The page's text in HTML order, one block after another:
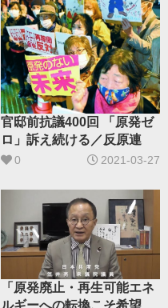
官邸前抗議400回 「原発ゼ
ロ」訴え続ける／反原連
0 2021-03-27
「原発廃止・再生可能エネ
ルギーへの転換こそ希望」